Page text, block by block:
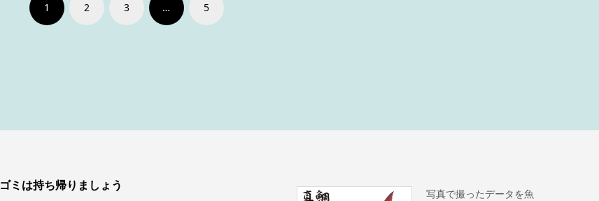
1 2 3 … 5
ゴミは持ち帰りましょう
写真で撮ったデータを魚